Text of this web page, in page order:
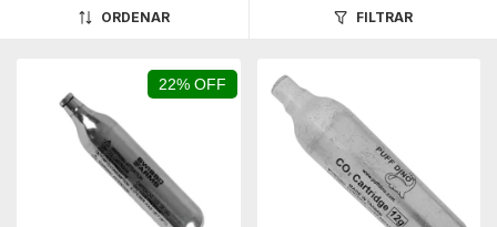
ORDENAR FILTRAR
22% OFF